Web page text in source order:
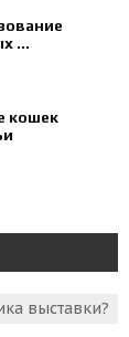
...
кошек
выставки?